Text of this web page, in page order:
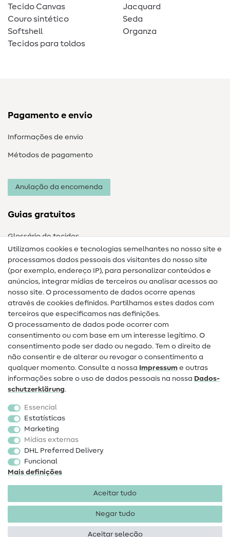
Tecido Canvas
Couro sintético
Softshell
Tecidos para toldos
Jacquard
Seda
Organza
Pagamento e envio
Informações de envio
Métodos de pagamento
Anulação da encomenda
Guias gratuitos
Glossário de tecidos
Guias de costura
Ajuda e contacto
Contacto
Mudança de proprietário
Perguntas frequentes (FAQ)
Direito de cancelamento
Popular
Tecidos
Acessórios de costura
Promoção
Utilizamos cookies e tecnologias semelhantes no nosso site e
processamos dados pessoais dos visitantes do nosso site
(por exemplo, endereço IP), para personalizar conteúdos e
anúncios, integrar mídias de terceiros ou analisar acessos ao
nosso site. O processamento de dados ocorre apenas
através de cookies definidos. Partilhamos estes dados com
terceiros que especificamos nas definições.
O processamento de dados pode ocorrer com
consentimento ou com base em um interesse legítimo. O
consentimento pode ser dado ou negado. Tem o direito de
não consentir e de alterar ou revogar o consentimento a
qualquer momento. Consulte a nossa Impressum e outras
informações sobre o uso de dados pessoais na nossa Dados­
schutz­erklärung.
Essencial
Estatísticas
Marketing
Mídias externas
DHL Preferred Delivery
Funcional
Mais definições
Aceitar tudo
Negar tudo
Aceitar seleção
Proteção de dados
condições
Direito de rescisão